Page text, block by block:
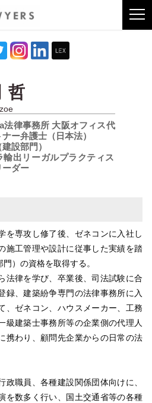
哲
法律事務所 大阪オフィス代
ー弁護士（日本法）
設部門）
輸出リーガルプラクティス
ーダー
を専攻し修了後、ゼネコンに入社し
施工管理や設計に従事した実績を踏
）の資格を取得する。
法律を学び、卒業後、司法試験に合
録、建築紛争専門の法律事務所に入
、ゼネコン、ハウスメーカー、工務
級建築士事務所等の企業側の代理人
携わり、顧問先企業からの日常の法
政職員、各種建設関係団体向けに、
を数多く行い、国土交通省等の各種